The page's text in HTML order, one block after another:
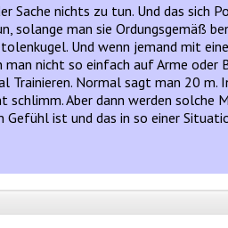
Sache nichts zu tun. Und das sich
solange man sie Ordungsgemäß
Und wenn jemand mit
nicht so einfach auf Arme oder
Normal sagt man 20 m.
Aber dann werden solche
ist und das in so einer